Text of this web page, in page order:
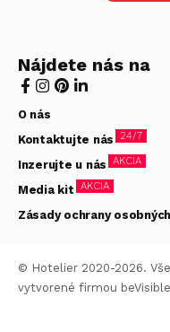
Nájdete nás na
O nás
Kontaktujte nás 24/7
Inzerujte u nás AKCIA
Media kit AKCIA
Zásady ochrany
© Hotelier 2020-2026.
vytvorené firmou